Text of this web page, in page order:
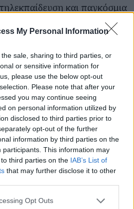
My Personal Information
sale, sharing to third parties, or
or sensitive information for
please use the below opt-out
Please note that after your
you may continue seeing
on personal information utilized by
disclosed to third parties prior to
opt-out of the further
information by third parties on the
participants. This information may
third parties on the IAB’s List of
that may further disclose it to other
app uses one or more Google
Opt Outs
και παγκόσμια
μπορεί να ξαναξεκινήσει και